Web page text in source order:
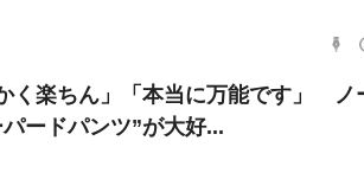
く楽ちん」「本当に万能です」 ノ
ードパンツ”が大好...